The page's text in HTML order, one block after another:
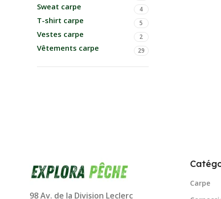
Sweat carpe 4
T-shirt carpe 5
Vestes carpe 2
Vêtements carpe 29
98 Av. de la Division Leclerc
Carpe